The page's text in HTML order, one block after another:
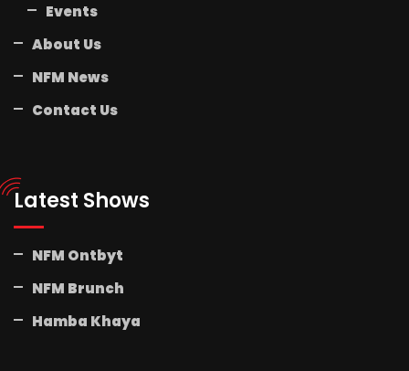
Events
About Us
NFM News
Contact Us
Latest Shows
NFM Ontbyt
NFM Brunch
Hamba Khaya